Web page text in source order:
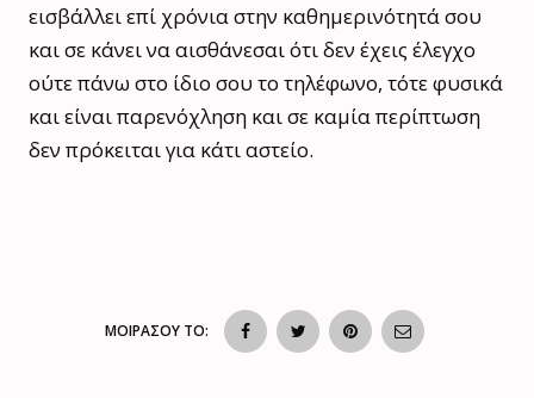
εισβάλλει επί χρόνια στην καθημερινότητά σου
και σε κάνει να αισθάνεσαι ότι δεν έχεις έλεγχο
ούτε πάνω στο ίδιο σου το τηλέφωνο, τότε φυσικά
και είναι παρενόχληση και σε καμία περίπτωση
δεν πρόκειται για κάτι αστείο.
ΜΟΙΡΑΣΟΥ ΤΟ: